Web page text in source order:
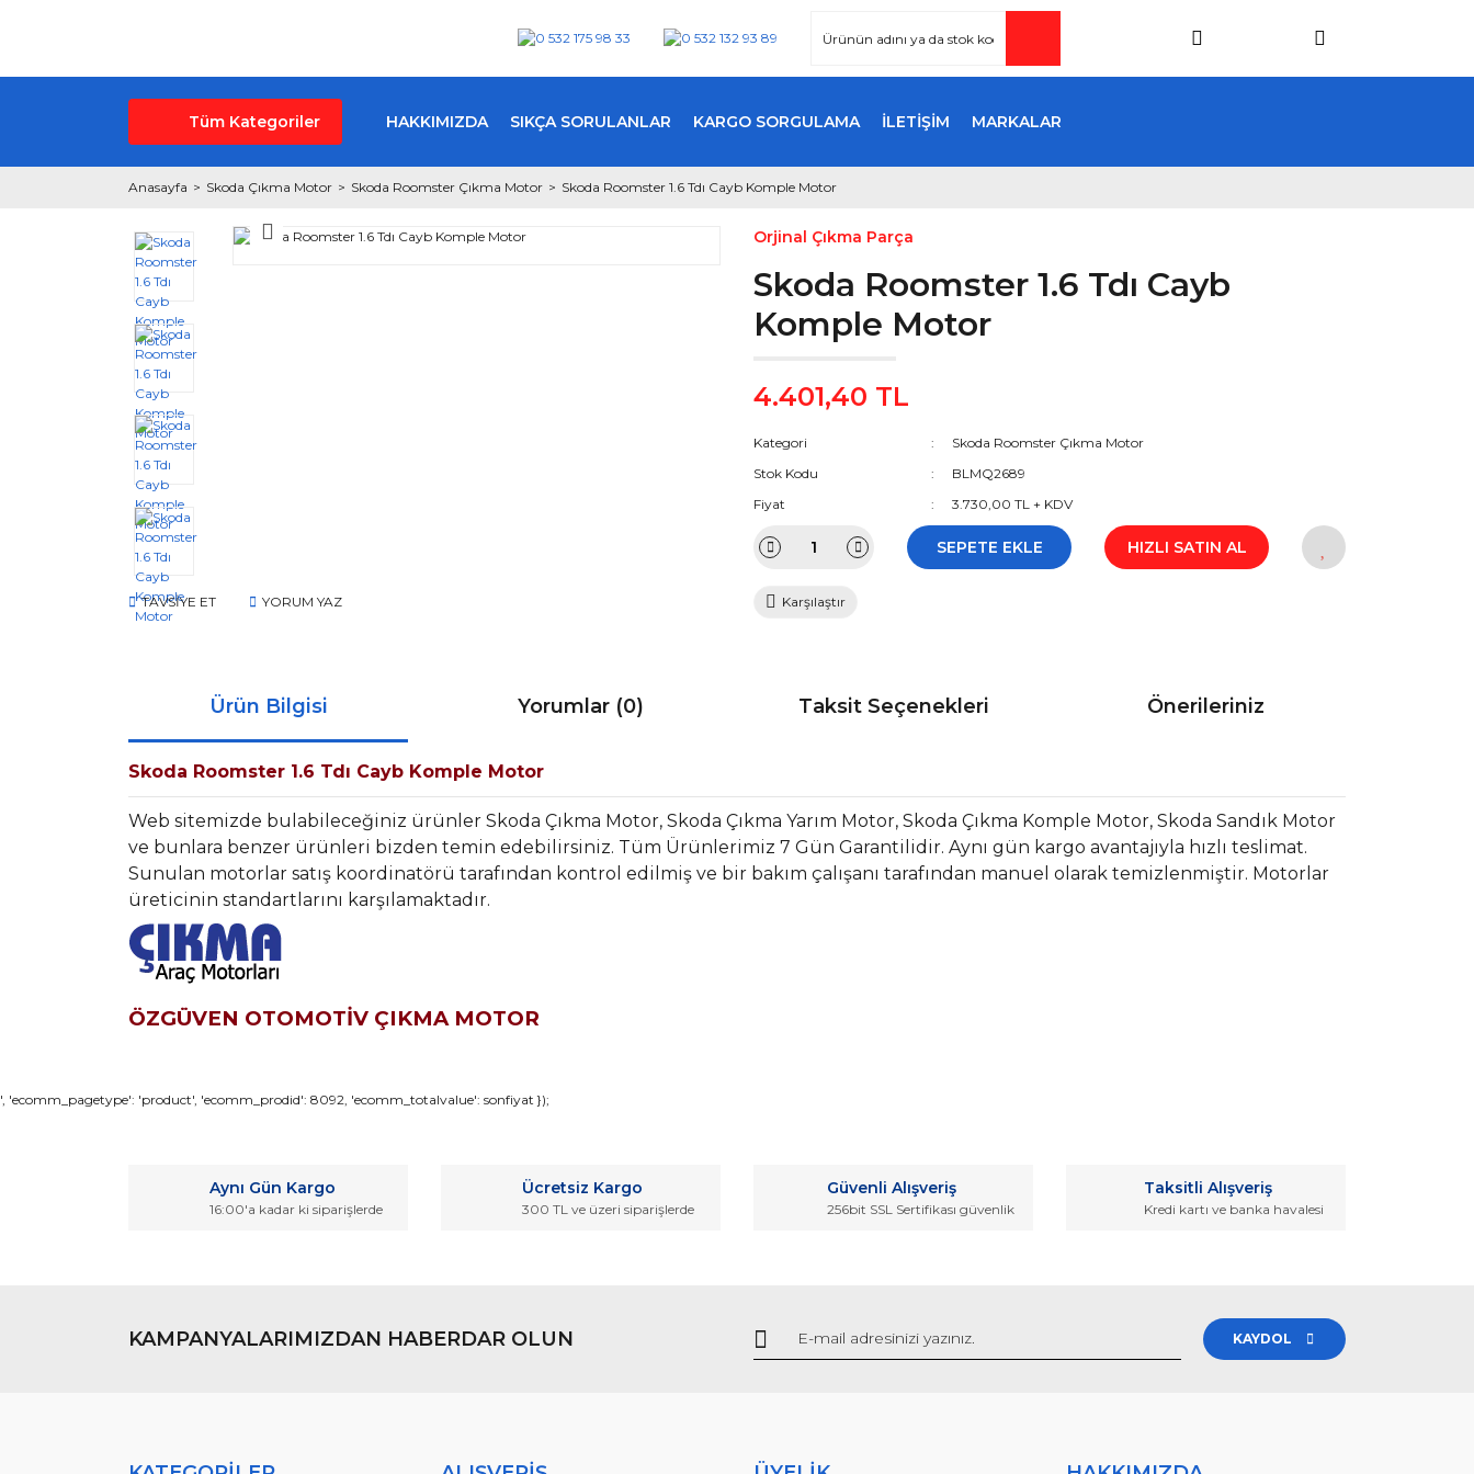
Tüm Kategoriler HAKKIMIZDA SIKÇA SORULANLAR KARGO SORGULAMA İLETİŞİM MARKALAR
Anasayfa Skoda Çıkma Motor Skoda Roomster Çıkma Motor Skoda Roomster 1.6 Tdı Cayb Komple Motor
TAVSİYE ET YORUM YAZ
Orjinal Çıkma Parça
Skoda Roomster 1.6 Tdı Cayb
Komple Motor
4.401,40 TL
Kategori
Skoda Roomster Çıkma Motor
Stok Kodu
BLMQ2689
Fiyat
3.730,00 TL + KDV
SEPETE EKLE HIZLI SATIN AL
Karşılaştır
Ürün Bilgisi Yorumlar (0) Taksit Seçenekleri Önerileriniz
Skoda Roomster 1.6 Tdı Cayb Komple Motor
Web sitemizde bulabileceğiniz ürünler Skoda Çıkma Motor, Skoda Çıkma Yarım Motor, Skoda Çıkma Komple Motor, Skoda Sandık Motor
ve bunlara benzer ürünleri bizden temin edebilirsiniz. Tüm Ürünlerimiz 7 Gün Garantilidir. Aynı gün kargo avantajıyla hızlı teslimat.
Sunulan motorlar satış koordinatörü tarafından kontrol edilmiş ve bir bakım çalışanı tarafından manuel olarak temizlenmiştir. Motorlar
üreticinin standartlarını karşılamaktadır.
ÖZGÜVEN OTOMOTİV ÇIKMA MOTOR
Bu ürünün fiyat bilgisi, resim, ürün açıklamalarında ve diğer konularda yetersiz gördüğünüz noktaları öneri formunu kullanarak tarafımıza iletebilirsiniz.
Ürün açıklamasında eksik bilgiler bulunuyor.
', 'ecomm_pagetype': 'product', 'ecomm_prodid': 8092, 'ecomm_totalvalue': sonfiyat });
Aynı Gün Kargo
16:00'a kadar ki siparişlerde
Ücretsiz Kargo
300 TL ve üzeri siparişlerde
Güvenli Alışveriş
256bit SSL Sertifikası güvenlik
Taksitli Alışveriş
Kredi kartı ve banka havalesi
KAMPANYALARIMIZDAN HABERDAR OLUN KAYDOL